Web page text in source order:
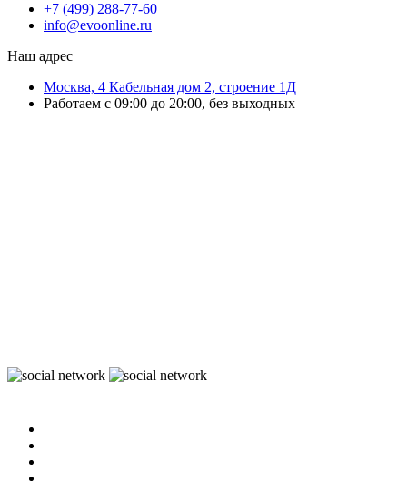
+7 (499) 288-77-60
info@evoonline.ru
Наш адрес
Москва, 4 Кабельная дом 2, строение 1Д
Работаем с 09:00 до 20:00, без выходных